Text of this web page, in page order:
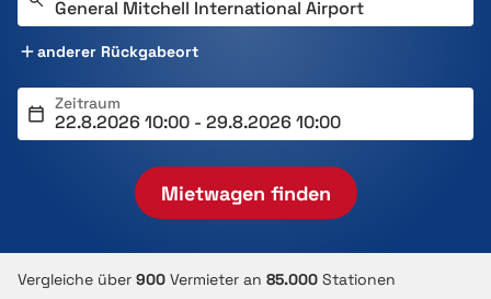
anderer Rückgabeort
Zeitraum
Mietwagen finden
Vergleiche über 900 Vermieter an 85.000 Stationen